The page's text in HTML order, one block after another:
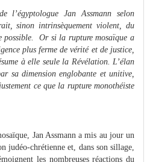
l’égyptologue Jan Assmann selon
sinon intrinsèquement violent, du
possible. Or si la rupture mosaïque a
plus ferme de vérité et de justice,
à elle seule la Révélation. L’élan
sa dimension englobante et unitive,
ce que la rupture monothéiste
Jan Assmann a mis au jour un
judéo-chrétienne et, dans son sillage,
les nombreuses réactions du